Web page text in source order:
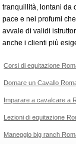
tranquillità, lontani da
pace e nei profumi
avvale di validi
anche i clienti più
Corsi di equitazione
Domare un Cavallo
Imparare a cavalcare a
Lezioni di equitazione
Maneggio big ranch